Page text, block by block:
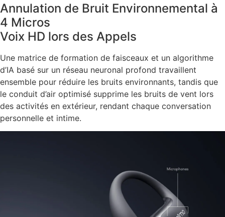
Annulation de Bruit Environnemental à
4 Micros
Voix HD lors des Appels
Une matrice de formation de faisceaux et un algorithme
d’IA basé sur un réseau neuronal profond travaillent
ensemble pour réduire les bruits environnants, tandis que
le conduit d’air optimisé supprime les bruits de vent lors
des activités en extérieur, rendant chaque conversation
personnelle et intime.